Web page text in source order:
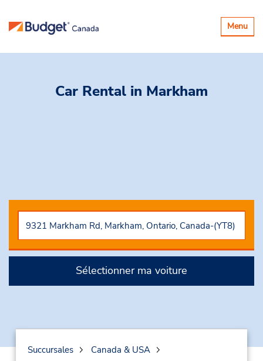
Basculer
la
Menu
Car Rental in Markham
Sélectionner ma voiture
Succursales
Canada & USA